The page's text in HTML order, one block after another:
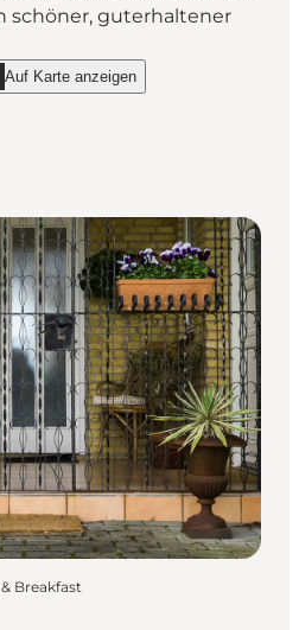
schöner, guterhaltener
Bed & Breakfast"
Auf Karte anzeigen
Sigerslevhus Bed & Breakfast on_map
Breakfast